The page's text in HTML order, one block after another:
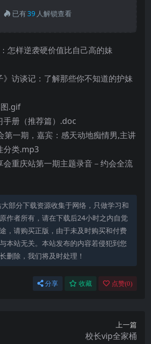
已有39 人解锁查看
怎样逆袭硬价值比自己高的妹
》访谈记：了解那些你不知道的护妹
.gif
手册（推荐篇）.doc
第一期，嘉宾：感天动地痴情男,主讲
分类.mp3
会重庆站第一期主题录音－约会全流
部分下载资源收集于网络，只做学习和
作者所有，请在下载后24小时之内自觉
，请购买正版，由于未及时购买和付费
本站无关。本站发布的内容若侵犯到您
删除，我们将及时处理！
分享 收藏 点赞(0)
上一篇
校长vip全家桶